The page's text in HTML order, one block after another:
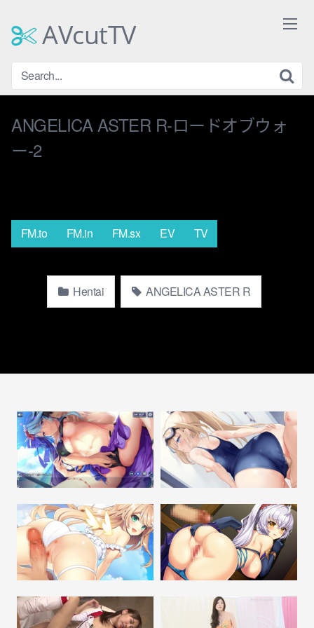
contentAVcutTV
ANGELICA ASTER R-ロードオブウォ
ー-2
FM.to FM.in FM.sx EV TV
Hentai ANGELICA ASTER R